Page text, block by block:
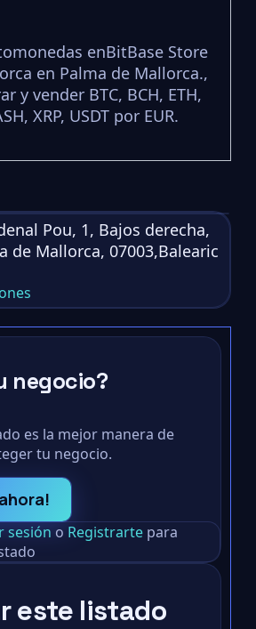
enBitBase Store
en Palma de Mallorca.,
y vender BTC, BCH, ETH,
XRP, USDT por EUR.
Pou, 1, Bajos derecha,
de Mallorca, 07003,Balearic
negocio?
es la mejor manera de
tu negocio.
sesión o Registrarte para
este listado